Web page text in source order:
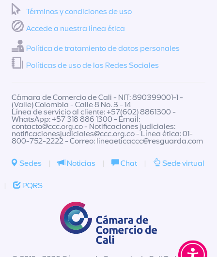
Términos y condiciones de uso
Accede a nuestra línea ética
Política de tratamiento de datos personales
Políticas de uso de las Redes Sociales
Cámara de Comercio de Cali - NIT: 890399001-1 -
(Valle) Colombia - Calle 8 No. 3 - 14
Línea de servicio al cliente: +57(602) 8861300 -
WhatsApp: +57 318 886 1300 - Email:
contacto@ccc.org.co- Notificaciones judiciales:
notificacionesjudiciales@ccc.org.co- Línea ética: 01-
800-752-2222 - Correo: lineaeticaccc@resguarda.com
Sedes | Noticias | Chat | Sede virtual
| PQRS